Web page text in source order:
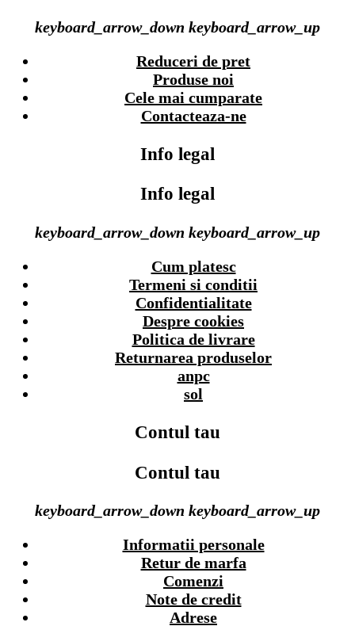
keyboard_arrow_down keyboard_arrow_up
Reduceri de pret
Produse noi
Cele mai cumparate
Contacteaza-ne
Info legal
Info legal
keyboard_arrow_down keyboard_arrow_up
Cum platesc
Termeni si conditii
Confidentialitate
Despre cookies
Politica de livrare
Returnarea produselor
anpc
sol
Contul tau
Contul tau
keyboard_arrow_down keyboard_arrow_up
Informatii personale
Retur de marfa
Comenzi
Note de credit
Adrese